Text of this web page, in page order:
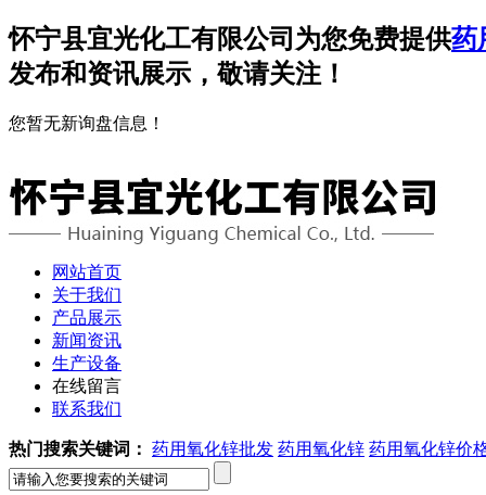
怀宁县宜光化工有限公司为您免费提供药
发布和资讯展示，敬请关注！
您暂无新询盘信息！
网站首页
关于我们
产品展示
新闻资讯
生产设备
在线留言
联系我们
热门搜索关键词： 药用氧化锌批发 药用氧化锌 药用氧化锌价